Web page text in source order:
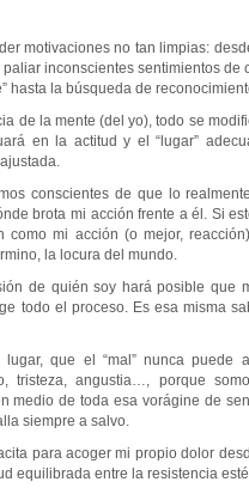
motivaciones no tan limpias:
inconscientes sentimientos
hasta la búsqueda de
de la mente (del yo), todo se
en la actitud y el “lugar”
conscientes de que lo
brota mi acción frente a él. Si
como mi acción (o mejor,
la locura del mundo.
de quién soy hará posible que
todo el proceso. Es esa misma
que el “mal” nunca puede
tristeza, angustia…, porque
medio de toda esa vorágine de
siempre a salvo.
para acoger mi propio dolor
equilibrada entre la resistencia